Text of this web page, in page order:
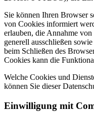
Sie können Ihren Browser
von Cookies informiert
erlauben, die Annahme
generell ausschließen
beim Schließen des
Cookies kann die
Welche Cookies und
können Sie dieser
Einwilligung mit